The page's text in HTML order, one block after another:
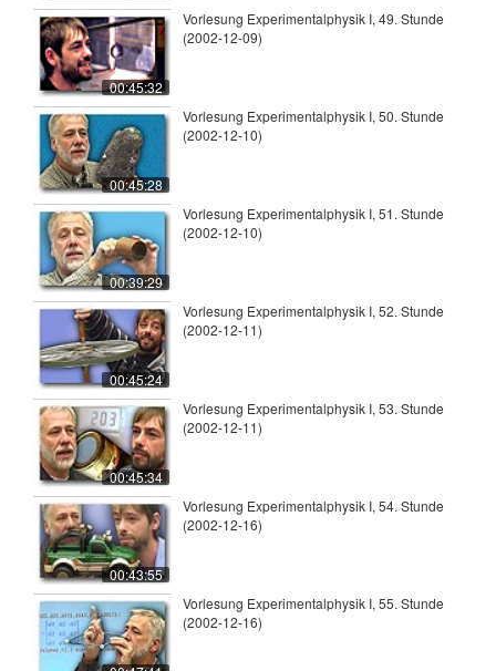
00:45:32
Vorlesung Experimentalphysik I, 49. Stunde
(2002-12-09)
00:45:28
Vorlesung Experimentalphysik I, 50. Stunde
(2002-12-10)
00:39:29
Vorlesung Experimentalphysik I, 51. Stunde
(2002-12-10)
00:45:24
Vorlesung Experimentalphysik I, 52. Stunde
(2002-12-11)
00:45:34
Vorlesung Experimentalphysik I, 53. Stunde
(2002-12-11)
00:43:55
Vorlesung Experimentalphysik I, 54. Stunde
(2002-12-16)
Vorlesung Experimentalphysik I, 55. Stunde
(2002-12-16)